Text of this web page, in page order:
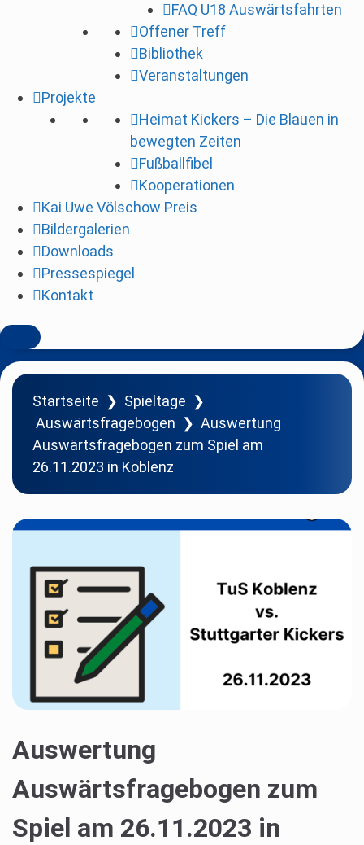
FAQ U18 Auswärtsfahrten
Offener Treff
Bibliothek
Veranstaltungen
Projekte
Heimat Kickers – Die Blauen in
bewegten Zeiten
Fußballfibel
Kooperationen
Kai Uwe Völschow Preis
Bildergalerien
Downloads
Pressespiegel
Kontakt
Startseite ❯ Spieltage ❯
Auswärtsfragebogen ❯ Auswertung
Auswärtsfragebogen zum Spiel am
26.11.2023 in Koblenz
Auswertung
Auswärtsfragebogen zum
Spiel am 26.11.2023 in